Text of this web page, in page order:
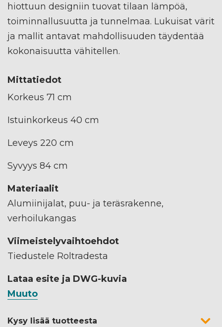
hiottuun designiin tuovat tilaan lämpöä,
toiminnallusuutta ja tunnelmaa. Lukuisat värit
ja mallit antavat mahdollisuuden täydentää
kokonaisuutta vähitellen.
Mittatiedot
Korkeus 71 cm
Istuinkorkeus 40 cm
Leveys 220 cm
Syvyys 84 cm
Materiaalit
Alumiinijalat, puu- ja teräsrakenne,
verhoilukangas
Viimeistelyvaihtoehdot
Tiedustele Roltradesta
Lataa esite ja DWG-kuvia
Muuto
Kysy lisää tuotteesta